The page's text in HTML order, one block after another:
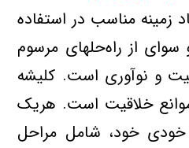
زمینه مناسب در استفاده
سوای از راه‌حلهای مرسوم
و نوآوری است. كلیشه
خلاقیت است. هریك
خودی خود، شامل مراحل